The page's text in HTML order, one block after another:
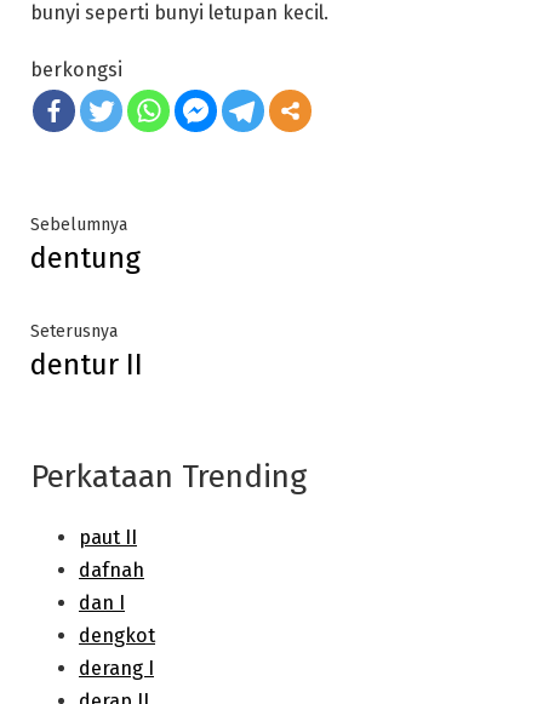
bunyi seperti bunyi letupan kecil.
berkongsi
Post
navigation
SebelumnyaPrevious
post:
dentung
SeterusnyaNext
post:
dentur II
Perkataan Trending